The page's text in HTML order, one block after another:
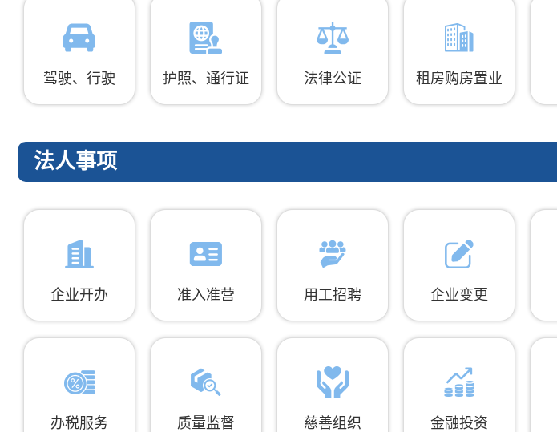
驾驶、行驶 护照、通行证 法律公证 租房购房置业
法人事项
企业开办 准入准营 用工招聘 企业变更
办税服务 质量监督 慈善组织 金融投资